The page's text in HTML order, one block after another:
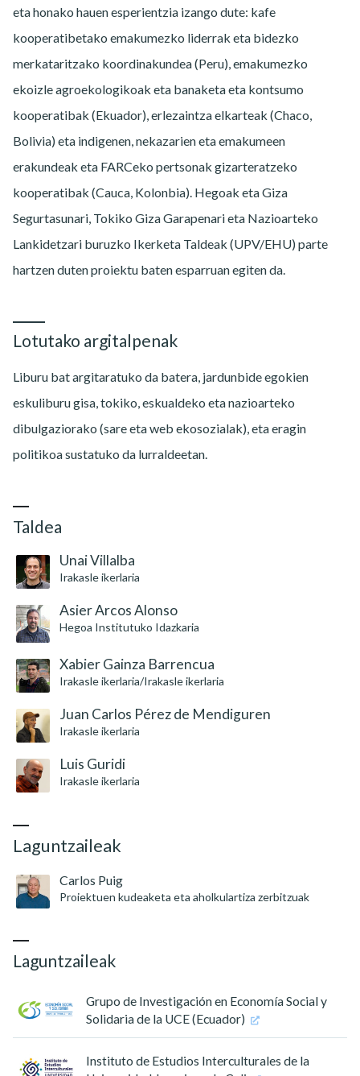
eta honako hauen esperientzia izango dute: kafe
kooperatibetako emakumezko liderrak eta bidezko
merkataritzako koordinakundea (Peru), emakumezko
ekoizle agroekologikoak eta banaketa eta kontsumo
kooperatibak (Ekuador), erlezaintza elkarteak (Chaco,
Bolivia) eta indigenen, nekazarien eta emakumeen
erakundeak eta FARCeko pertsonak gizarteratzeko
kooperatibak (Cauca, Kolonbia). Hegoak eta Giza
Segurtasunari, Tokiko Giza Garapenari eta Nazioarteko
Lankidetzari buruzko Ikerketa Taldeak (UPV/EHU) parte
hartzen duten proiektu baten esparruan egiten da.
Lotutako argitalpenak
Liburu bat argitaratuko da batera, jardunbide egokien
eskuliburu gisa, tokiko, eskualdeko eta nazioarteko
dibulgaziorako (sare eta web ekosozialak), eta eragin
politikoa sustatuko da lurraldeetan.
Taldea
Unai Villalba
Irakasle ikerlaria
Asier Arcos Alonso
Hegoa Institutuko Idazkaria
Xabier Gainza Barrencua
Irakasle ikerlaria/Irakasle ikerlaria
Juan Carlos Pérez de Mendiguren
Irakasle ikerlaria
Luis Guridi
Irakasle ikerlaria
Laguntzaileak
Carlos Puig
Proiektuen kudeaketa eta aholkulartiza zerbitzuak
Laguntzaileak
Grupo de Investigación en Economía Social y
Solidaria de la UCE (Ecuador)
Instituto de Estudios Interculturales de la